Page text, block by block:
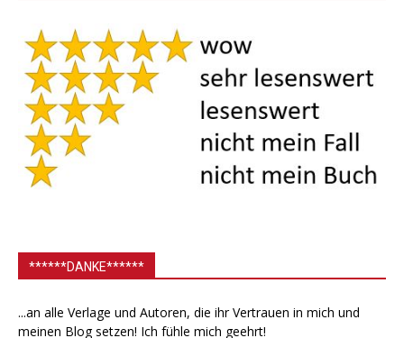
******DANKE******
...an alle Verlage und Autoren, die ihr Vertrauen in mich und
meinen Blog setzen! Ich fühle mich geehrt!